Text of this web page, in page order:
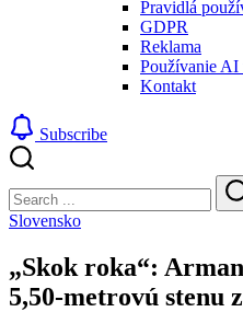
Pravidlá
GDPR
Reklama
Používanie AI
Kontakt
Subscribe
Search
Slovensko
„Skok roka“:
5,50-metrovú stenu